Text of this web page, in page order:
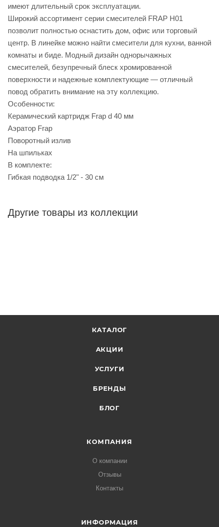
имеют длительный срок эксплуатации.
Широкий ассортимент серии смесителей FRAP H01
позволит полностью оснастить дом, офис или торговый
центр. В линейке можно найти смесители для кухни, ванной
комнаты и биде. Модный дизайн однорычажных
смесителей, безупречный блеск хромированной
поверхности и надежные комплектующие — отличный
повод обратить внимание на эту коллекцию.
Особенности:
Керамический картридж Frap d 40 мм
Аэратор Frap
Поворотный излив
На шпильках
В комплекте:
Гибкая подводка 1/2" - 30 см
Другие товары из коллекции
КАТАЛОГ
АКЦИИ
УСЛУГИ
БРЕНДЫ
БЛОГ
КОМПАНИЯ
О компании
Отзывы
Контакты
ИНФОРМАЦИЯ